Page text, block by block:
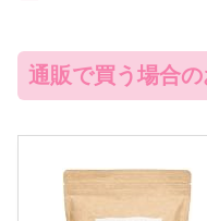
通販で買う場合